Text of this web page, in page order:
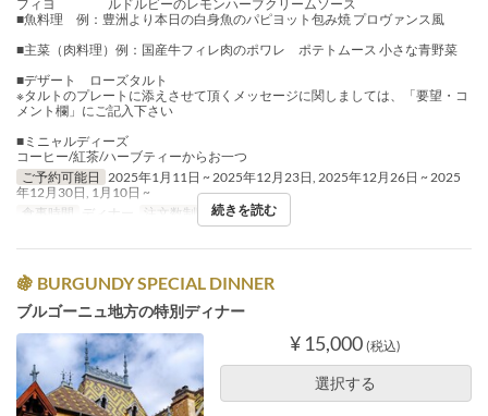
フィヨ ルドルビーのレモンハーブクリームソース
■魚料理 例：豊洲より本日の白身魚のパピヨット包み焼 プロヴァンス風
■主菜（肉料理）例：国産牛フィレ肉のポワレ ポテトムース 小さな青野菜
■デザート ローズタルト
※タルトのプレートに添えさせて頂くメッセージに関しましては、「要望・コ
メント欄」にご記入下さい
■ミニャルディーズ
コーヒー/紅茶/ハーブティーからお一つ
ご予約可能日 2025年1月11日 ~ 2025年12月23日, 2025年12月26日 ~ 2025
年12月30日, 1月10日 ~
食事時間
ディナー 注文数制限 2 ~ 4
続きを読む
🍇 BURGUNDY SPECIAL DINNER
ブルゴーニュ地方の特別ディナー
¥ 15,000 (税込)
選択する